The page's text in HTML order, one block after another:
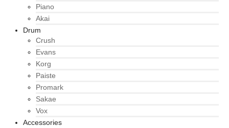
Piano
Akai
Drum
Crush
Evans
Korg
Paiste
Promark
Sakae
Vox
Accessories